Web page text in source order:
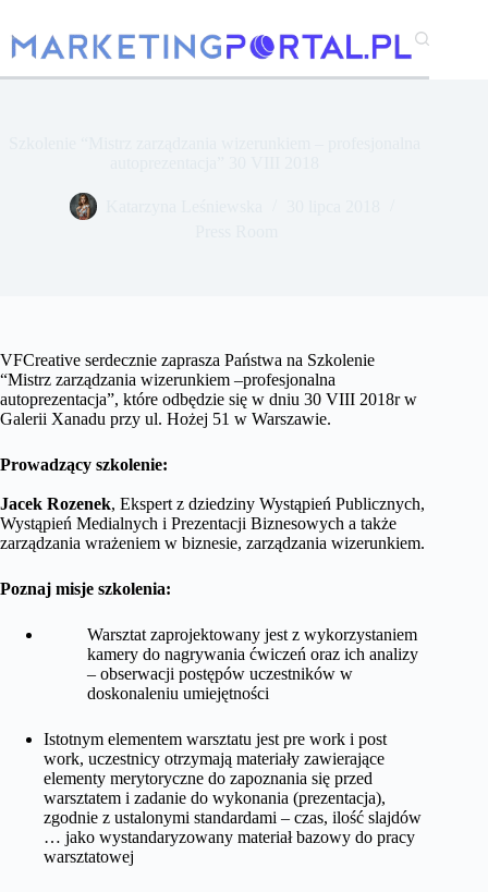
treści
VFCreative serdecznie zaprasza Państwa na Szkolenie
“Mistrz zarządzania wizerunkiem –profesjonalna
autoprezentacja”, które odbędzie się w dniu 30 VIII 2018r w
Galerii Xanadu przy ul. Hożej 51 w Warszawie.
Prowadzący szkolenie:
Jacek Rozenek, Ekspert z dziedziny Wystąpień Publicznych,
Wystąpień Medialnych i Prezentacji Biznesowych a także
zarządzania wrażeniem w biznesie, zarządzania wizerunkiem.
Poznaj misje szkolenia:
Warsztat zaprojektowany jest z wykorzystaniem
kamery do nagrywania ćwiczeń oraz ich analizy
– obserwacji postępów uczestników w
doskonaleniu umiejętności
Istotnym elementem warsztatu jest pre work i post
work, uczestnicy otrzymają materiały zawierające
elementy merytoryczne do zapoznania się przed
warsztatem i zadanie do wykonania (prezentacja),
zgodnie z ustalonymi standardami – czas, ilość slajdów
… jako wystandaryzowany materiał bazowy do pracy
warsztatowej